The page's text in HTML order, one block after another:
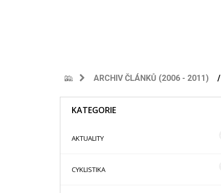
ARCHIV ČLÁNKŮ (2006 - 2011)
KATEGORIE
AKTUALITY
CYKLISTIKA